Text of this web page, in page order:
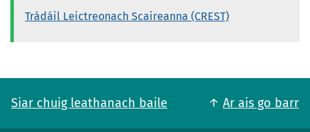
Trádáil Leictreonach Scaireanna (CREST)
Siar chuig leathanach baile Ar ais go barr